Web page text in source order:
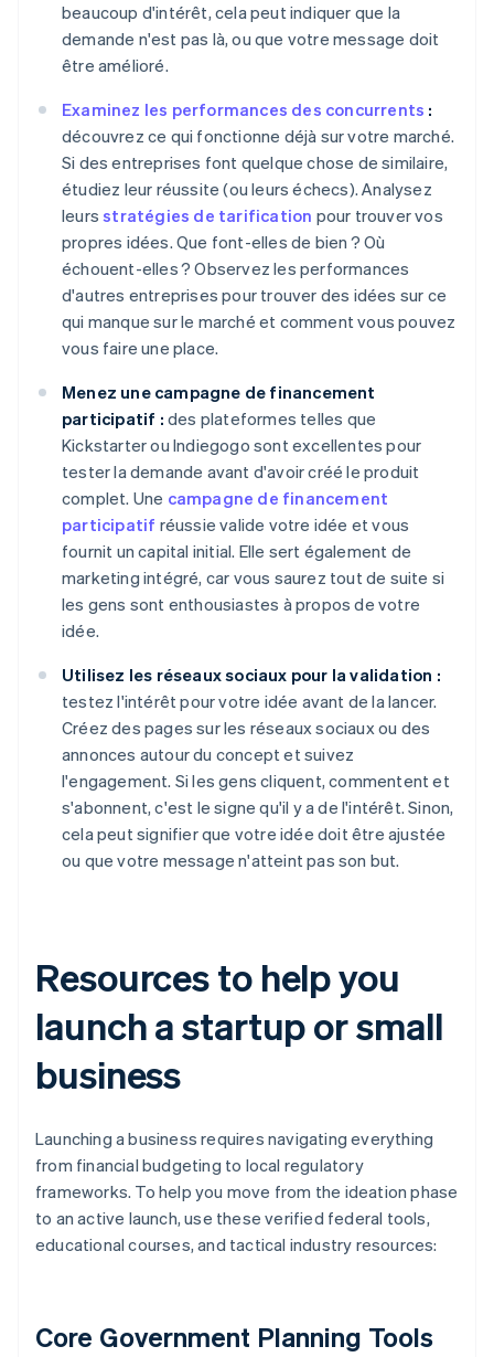
beaucoup d'intérêt, cela peut indiquer que la
demande n'est pas là, ou que votre message doit
être amélioré.
Examinez les performances des concurrents :
découvrez ce qui fonctionne déjà sur votre marché.
Si des entreprises font quelque chose de similaire,
étudiez leur réussite (ou leurs échecs). Analysez
leursstratégies de tarification pour trouver vos
propres idées. Que font-elles de bien ? Où
échouent-elles ? Observez les performances
d'autres entreprises pour trouver des idées sur ce
qui manque sur le marché et comment vous pouvez
vous faire une place.
Menez une campagne de financement
participatif : des plateformes telles que
Kickstarter ou Indiegogo sont excellentes pour
tester la demande avant d'avoir créé le produit
complet. Une campagne de financement
participatif réussie valide votre idée et vous
fournit un capital initial. Elle sert également de
marketing intégré, car vous saurez tout de suite si
les gens sont enthousiastes à propos de votre
idée.
Utilisez les réseaux sociaux pour la validation :
testez l'intérêt pour votre idée avant de la lancer.
Créez des pages sur les réseaux sociaux ou des
annonces autour du concept et suivez
l'engagement. Si les gens cliquent, commentent et
s'abonnent, c'est le signe qu'il y a de l'intérêt. Sinon,
cela peut signifier que votre idée doit être ajustée
ou que votre message n'atteint pas son but.
Resources to help you
launch a startup or small
business
Launching a business requires navigating everything
from financial budgeting to local regulatory
frameworks. To help you move from the ideation phase
to an active launch, use these verified federal tools,
educational courses, and tactical industry resources:
Core Government Planning Tools